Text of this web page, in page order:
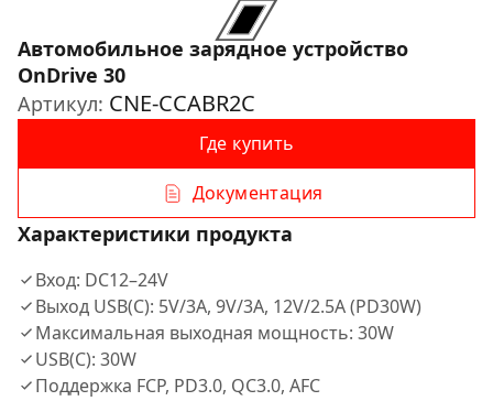
Автомобильное зарядное устройство
OnDrive 30
Артикул: CNE-CCABR2C
Где купить
Документация
Характеристики продукта
Вход: DC12–24V
Выход USB(C): 5V/3A, 9V/3A, 12V/2.5A (PD30W)
Максимальная выходная мощность: 30W
USB(C): 30W
Поддержка FCP, PD3.0, QC3.0, AFC